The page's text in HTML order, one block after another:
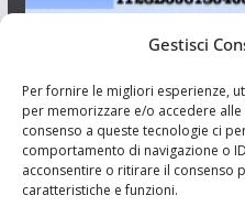
Gestisci
Per fornire le migliori esperienze,
per memorizzare e/o accedere
consenso a queste tecnologie ci
comportamento di navigazione o
acconsentire o ritirare il consenso
caratteristiche e funzioni.
Aut. del tribunale di Catania
Resp. Riccardo Orioles.